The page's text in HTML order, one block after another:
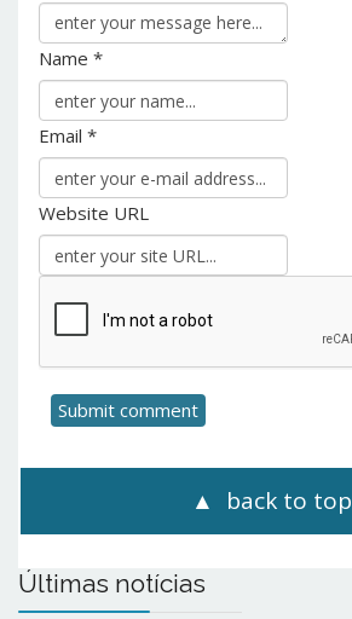
Name *
Email *
Website URL
back to top
Últimas notícias